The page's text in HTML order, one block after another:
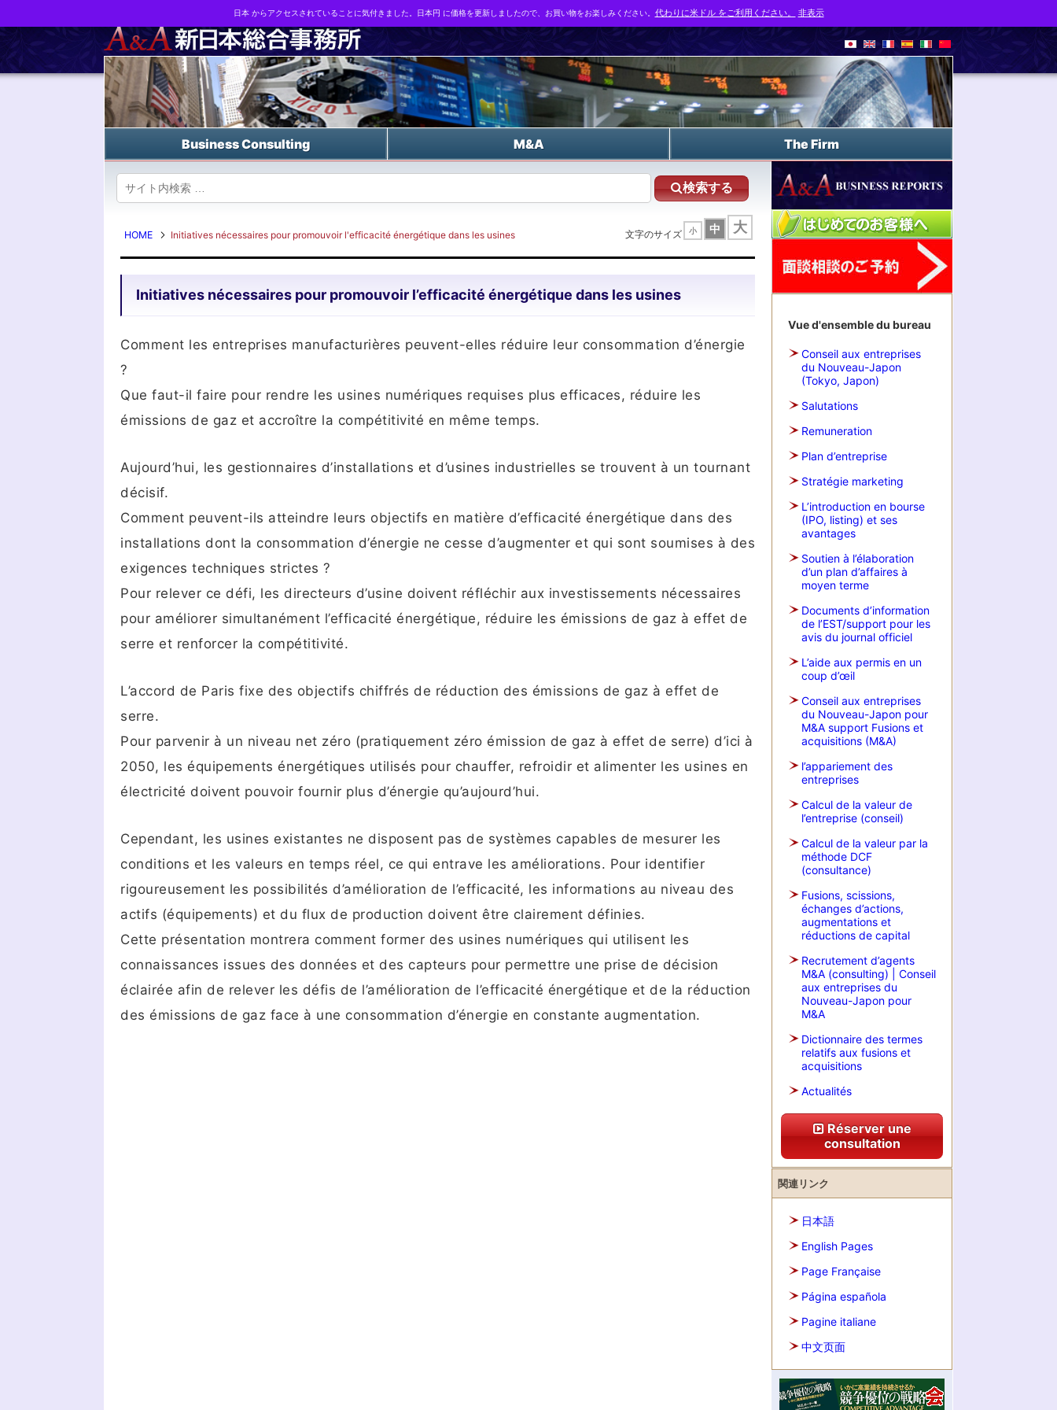
Business strategy reports, business matching and M&A in Japan
Business Consulting M&A The Firm
検索する
HOME Initiatives nécessaires pour promouvoir l'efficacité énergétique dans les usines 文字のサイズ 小 中 大
Initiatives nécessaires pour promouvoir l’efficacité énergétique dans les usines
Comment les entreprises manufacturières peuvent-elles réduire leur consommation d’énergie
?
Que faut-il faire pour rendre les usines numériques requises plus efficaces, réduire les
émissions de gaz et accroître la compétitivité en même temps.
Aujourd’hui, les gestionnaires d’installations et d’usines industrielles se trouvent à un tournant
décisif.
Comment peuvent-ils atteindre leurs objectifs en matière d’efficacité énergétique dans des
installations dont la consommation d’énergie ne cesse d’augmenter et qui sont soumises à des
exigences techniques strictes ?
Pour relever ce défi, les directeurs d’usine doivent réfléchir aux investissements nécessaires
pour améliorer simultanément l’efficacité énergétique, réduire les émissions de gaz à effet de
serre et renforcer la compétitivité.
L’accord de Paris fixe des objectifs chiffrés de réduction des émissions de gaz à effet de
serre.
Pour parvenir à un niveau net zéro (pratiquement zéro émission de gaz à effet de serre) d’ici à
2050, les équipements énergétiques utilisés pour chauffer, refroidir et alimenter les usines en
électricité doivent pouvoir fournir plus d’énergie qu’aujourd’hui.
Cependant, les usines existantes ne disposent pas de systèmes capables de mesurer les
conditions et les valeurs en temps réel, ce qui entrave les améliorations. Pour identifier
rigoureusement les possibilités d’amélioration de l’efficacité, les informations au niveau des
actifs (équipements) et du flux de production doivent être clairement définies.
Cette présentation montrera comment former des usines numériques qui utilisent les
connaissances issues des données et des capteurs pour permettre une prise de décision
éclairée afin de relever les défis de l’amélioration de l’efficacité énergétique et de la réduction
des émissions de gaz face à une consommation d’énergie en constante augmentation.
Vue d'ensemble du bureau
Conseil aux entreprises
du Nouveau-Japon
(Tokyo, Japon)
Salutations
Remuneration
Plan d’entreprise
Stratégie marketing
L’introduction en bourse
(IPO, listing) et ses
avantages
Soutien à l’élaboration
d’un plan d’affaires à
moyen terme
Documents d’information
de l’EST/support pour les
avis du journal officiel
L’aide aux permis en un
coup d’œil
Conseil aux entreprises
du Nouveau-Japon pour
M&A support Fusions et
acquisitions (M&A)
l’appariement des
entreprises
Calcul de la valeur de
l’entreprise (conseil)
Calcul de la valeur par la
méthode DCF
(consultance)
Fusions, scissions,
échanges d’actions,
augmentations et
réductions de capital
Recrutement d’agents
M&A (consulting) | Conseil
aux entreprises du
Nouveau-Japon pour
M&A
Dictionnaire des termes
relatifs aux fusions et
acquisitions
Actualités
Réserver une
consultation
関連リンク
日本語
English Pages
Page Française
Página española
Pagine italiane
中文页面
日本 からアクセスされていることに気付きました。日本円 に価格を更新しましたので、お買い物をお楽しみください。 代わりに米ドル をご利用ください。 非表示